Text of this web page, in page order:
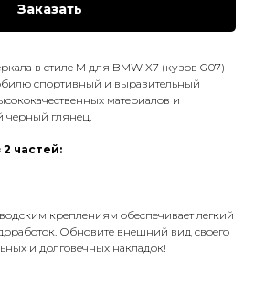
Заказать
в стиле M для BMW X7 (кузов G07)
спортивный и выразительный
материалов и
глянец.
частей:
креплениям обеспечивает легкий
Обновите внешний вид своего
и долговечных накладок!